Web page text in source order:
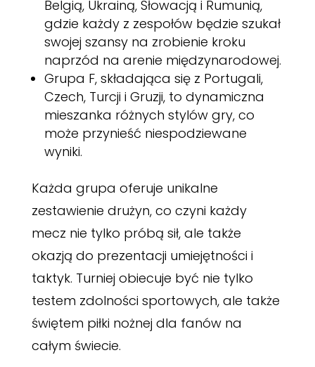
Belgią, Ukrainą, Słowacją i Rumunią,
gdzie każdy z zespołów będzie szukał
swojej szansy na zrobienie kroku
naprzód na arenie międzynarodowej.
Grupa F, składająca się z Portugali,
Czech, Turcji i Gruzji, to dynamiczna
mieszanka różnych stylów gry, co
może przynieść niespodziewane
wyniki.
Każda grupa oferuje unikalne
zestawienie drużyn, co czyni każdy
mecz nie tylko próbą sił, ale także
okazją do prezentacji umiejętności i
taktyk. Turniej obiecuje być nie tylko
testem zdolności sportowych, ale także
świętem piłki nożnej dla fanów na
całym świecie.